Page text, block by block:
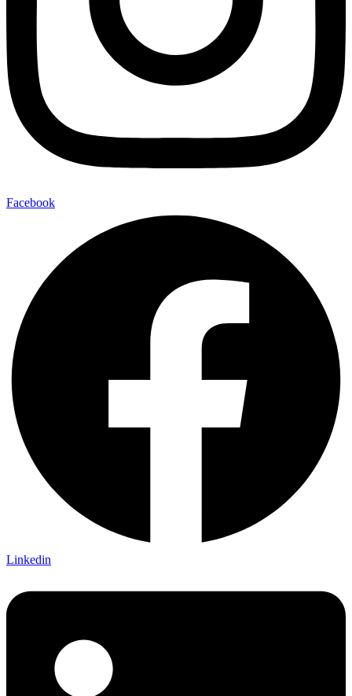
Facebook
Linkedin